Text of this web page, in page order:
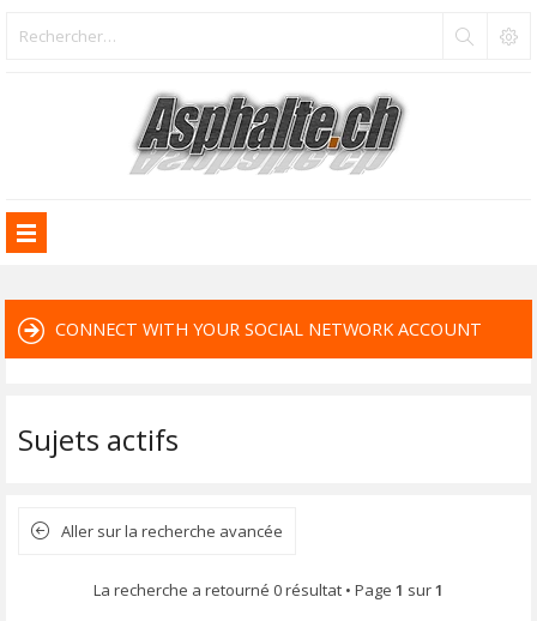
CONNECT WITH YOUR SOCIAL NETWORK ACCOUNT
Sujets actifs
Aller sur la recherche avancée
La recherche a retourné 0 résultat • Page 1 sur1